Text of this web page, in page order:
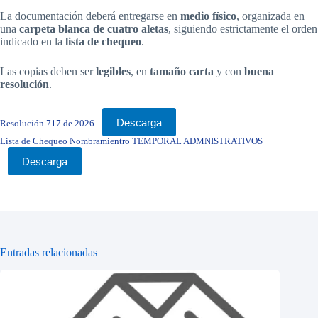
La documentación deberá entregarse en medio físico, organizada en
una carpeta blanca de cuatro aletas, siguiendo estrictamente el orden
indicado en la lista de chequeo.
Las copias deben serlegibles, en tamaño carta y con buena
resolución.
Resolución 717 de 2026 Descarga
Lista de Chequeo Nombramientro TEMPORAL ADMNISTRATIVOS
Descarga
Entradas relacionadas